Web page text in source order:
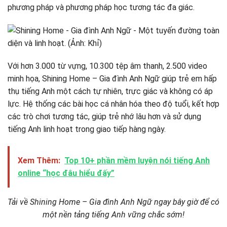
phương pháp và phương pháp học tương tác đa giác.
Với hơn 3.000 từ vựng, 10.300 tệp âm thanh, 2.500 video
minh họa, Shining Home – Gia đình Anh Ngữ giúp trẻ em hấp
thụ tiếng Anh một cách tự nhiên, trực giác và không có áp
lực. Hệ thống các bài học cá nhân hóa theo độ tuổi, kết hợp
các trò chơi tương tác, giúp trẻ nhớ lâu hơn và sử dụng
tiếng Anh linh hoạt trong giao tiếp hàng ngày.
Xem Thêm: Top 10+ phần mềm luyện nói tiếng Anh
online “học đâu hiểu đấy”
Tải về Shining Home – Gia đình Anh Ngữ ngay bây giờ để có
một nền tảng tiếng Anh vững chắc sớm!